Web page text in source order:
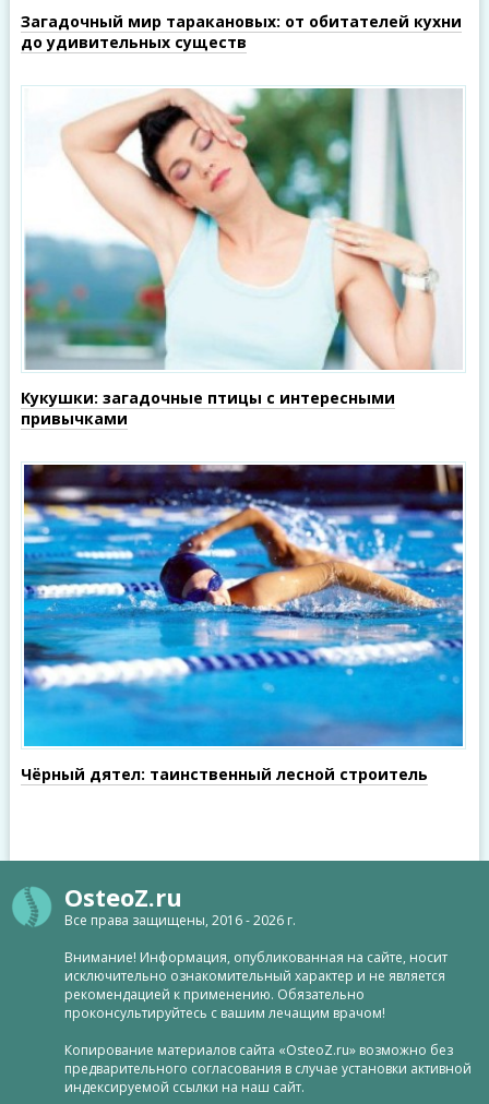
Загадочный мир таракановых: от обитателей кухни
до удивительных существ
Кукушки: загадочные птицы с интересными
привычками
Чёрный дятел: таинственный лесной строитель
OsteoZ.ru
Все права защищены, 2016 - 2026 г.
Внимание! Информация, опубликованная на сайте, носит
исключительно ознакомительный характер и не является
рекомендацией к применению. Обязательно
проконсультируйтесь с вашим лечащим врачом!
Копирование материалов сайта «OsteoZ.ru» возможно без
предварительного согласования в случае установки активной
индексируемой ссылки на наш сайт.